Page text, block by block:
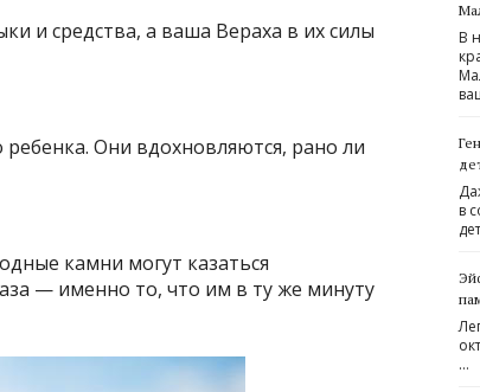
и средства, а ваша Вераха в их силы
Они вдохновляются, рано ли
камни могут казаться
— именно то, что им в ту же минуту
В
в
…